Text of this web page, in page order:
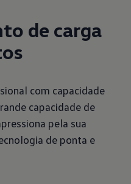
de carga
com capacidade
capacidade de
pela sua
de ponta e